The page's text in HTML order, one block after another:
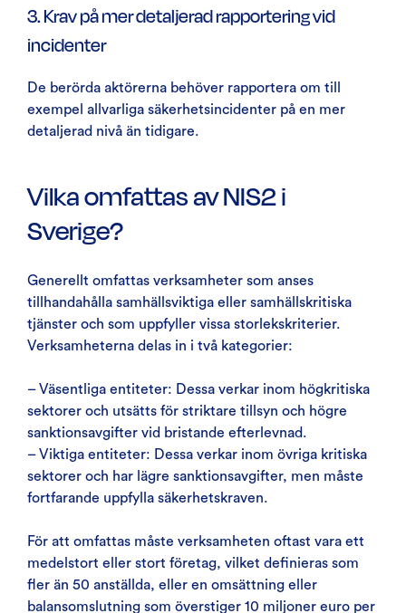
3. Krav på mer detaljerad rapportering vid
incidenter
De berörda aktörerna behöver rapportera om till
exempel allvarliga säkerhetsincidenter på en mer
detaljerad nivå än tidigare.
Vilka omfattas av NIS2 i
Sverige?
Generellt omfattas verksamheter som anses
tillhandahålla samhällsviktiga eller samhällskritiska
tjänster och som uppfyller vissa storlekskriterier.
Verksamheterna delas in i två kategorier:
– Väsentliga entiteter: Dessa verkar inom högkritiska
sektorer och utsätts för striktare tillsyn och högre
sanktionsavgifter vid bristande efterlevnad.
– Viktiga entiteter: Dessa verkar inom övriga kritiska
sektorer och har lägre sanktionsavgifter, men måste
fortfarande uppfylla säkerhetskraven.
För att omfattas måste verksamheten oftast vara ett
medelstort eller stort företag, vilket definieras som
fler än 50 anställda, eller en omsättning eller
balansomslutning som överstiger 10 miljoner euro per